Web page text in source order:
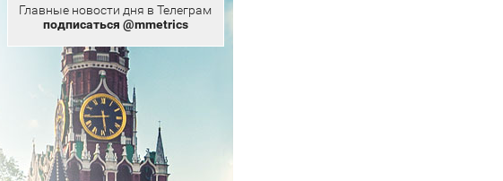
Главные новости дня в Телеграм
подписаться @mmetrics